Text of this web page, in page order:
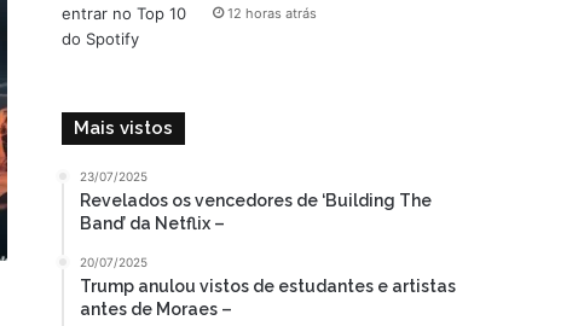
12 horas atrás
Mais vistos
23/07/2025
Revelados os vencedores de ‘Building The
Band’ da Netflix –
20/07/2025
Trump anulou vistos de estudantes e artistas
antes de Moraes –